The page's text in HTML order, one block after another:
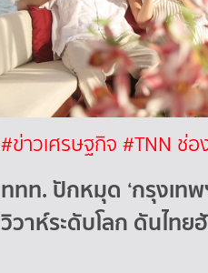
#ข่าวเศรษฐกิจ #TNN ช่อ
ททท. ปักหมุด ‘กรุงเทพ
วิวาห์ระดับโลก ดันไท